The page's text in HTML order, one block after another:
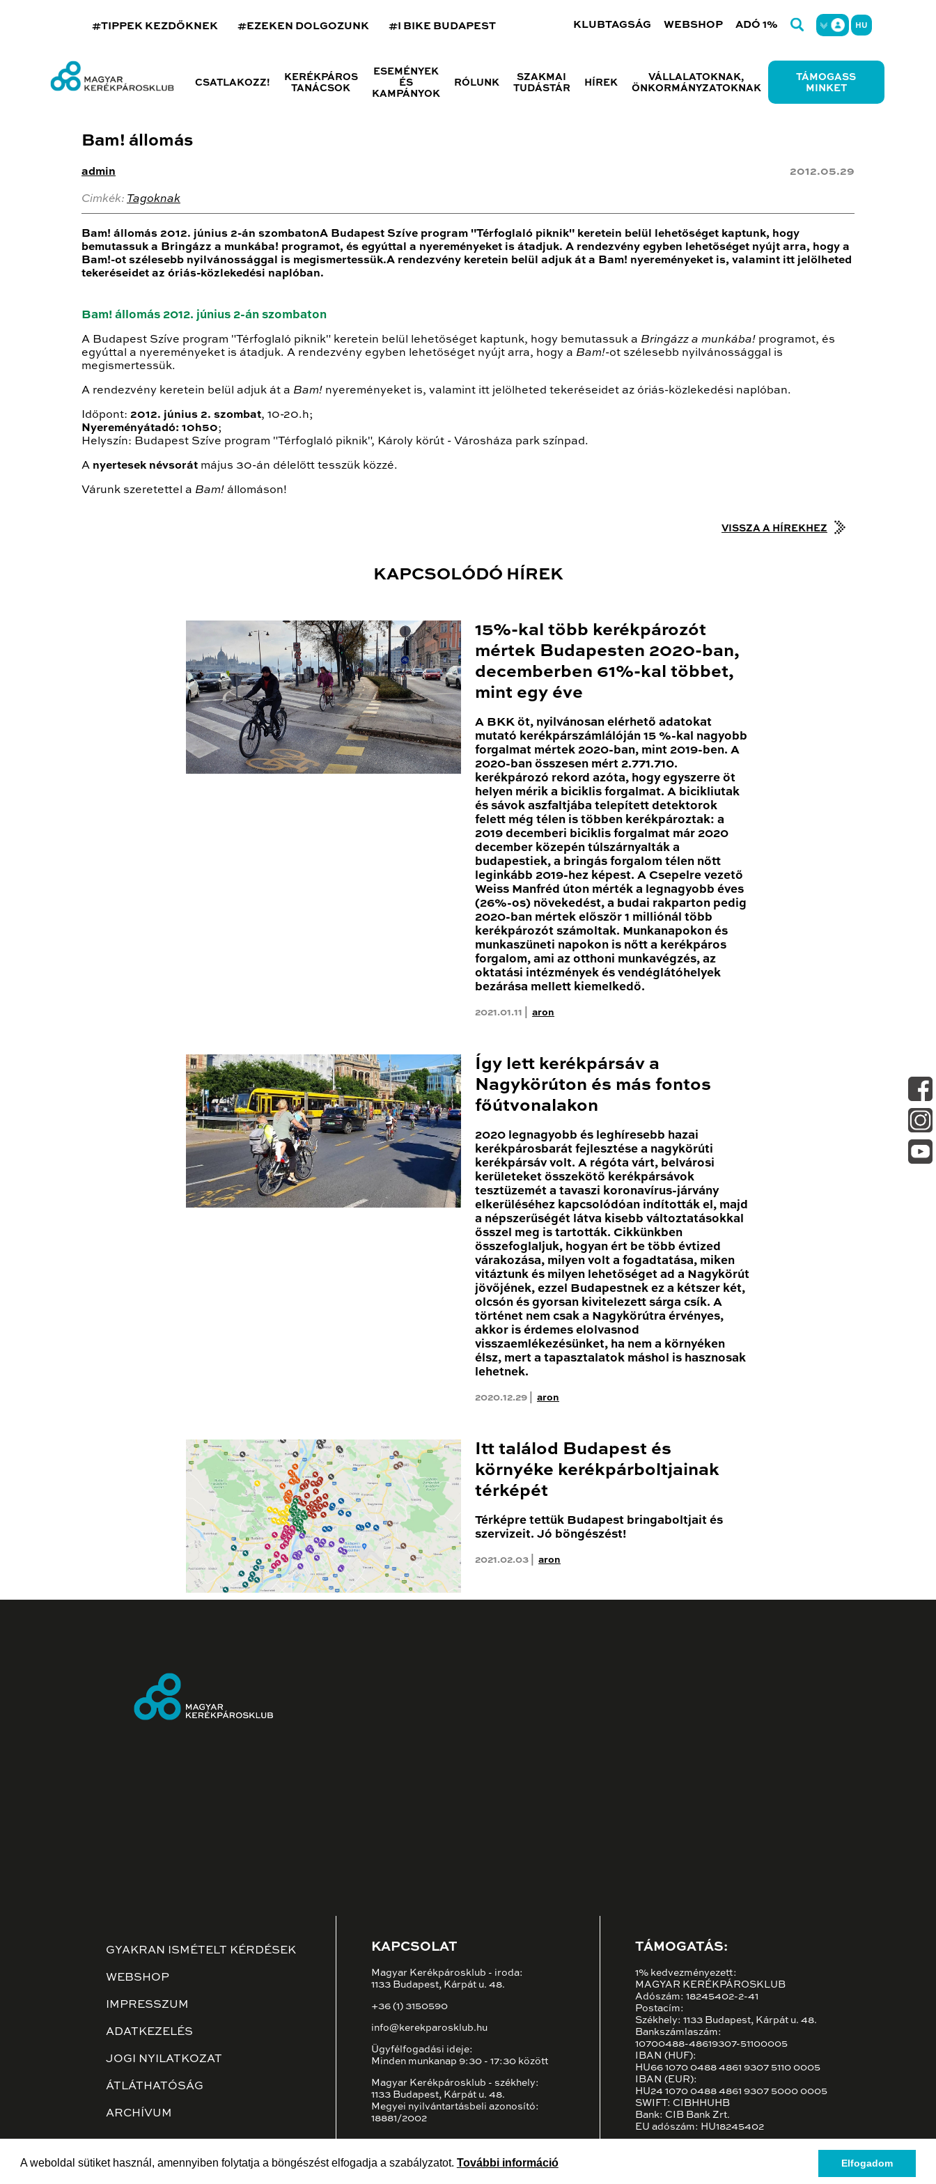
A weboldal sütiket használ, amennyiben folytatja a böngészést elfogadja a szabályzatot. További információ Elfogadom
#TIPPEK KEZDŐKNEK #EZEKEN DOLGOZUNK #I BIKE BUDAPEST KLUBTAGSÁG WEBSHOP ADÓ 1% HU
CSATLAKOZZ!
KERÉKPÁROS
TANÁCSOK
ESEMÉNYEK
ÉS
KAMPÁNYOK
RÓLUNK
SZAKMAI
TUDÁSTÁR
HÍREK
VÁLLALATOKNAK,
ÖNKORMÁNYZATOKNAK
TÁMOGASS
MINKET
Bam! állomás
admin 2012.05.29
Cimkék: Tagoknak
Bam! állomás 2012. június 2-án szombatonA Budapest Szíve program "Térfoglaló piknik" keretein belül lehetőséget kaptunk, hogy
bemutassuk a Bringázz a munkába! programot, és egyúttal a nyereményeket is átadjuk. A rendezvény egyben lehetőséget nyújt arra, hogy a
Bam!-ot szélesebb nyilvánossággal is megismertessük.A rendezvény keretein belül adjuk át a Bam! nyereményeket is, valamint itt jelölheted
tekeréseidet az óriás-közlekedési naplóban.
Bam! állomás 2012. június 2-án szombaton
A Budapest Szíve program "Térfoglaló piknik" keretein belül lehetőséget kaptunk, hogy bemutassuk a Bringázz a munkába! programot, és
egyúttal a nyereményeket is átadjuk. A rendezvény egyben lehetőséget nyújt arra, hogy a Bam!-ot szélesebb nyilvánossággal is
megismertessük.
A rendezvény keretein belül adjuk át a Bam! nyereményeket is, valamint itt jelölheted tekeréseidet az óriás-közlekedési naplóban.
Időpont: 2012. június 2. szombat, 10-20.h;
Nyereményátadó: 10h50;
Helyszín: Budapest Szíve program "Térfoglaló piknik", Károly körút - Városháza park színpad.
A nyertesek névsorát május 30-án délelőtt tesszük közzé.
Várunk szeretettel a Bam! állomáson!
VISSZA A HÍREKHEZ
KAPCSOLÓDÓ HÍREK
15%-kal több kerékpározót
mértek Budapesten 2020-ban,
decemberben 61%-kal többet,
mint egy éve
A BKK öt, nyilvánosan elérhető adatokat
mutató kerékpárszámlálóján 15 %-kal nagyobb
forgalmat mértek 2020-ban, mint 2019-ben. A
2020-ban összesen mért 2.771.710.
kerékpározó rekord azóta, hogy egyszerre öt
helyen mérik a biciklis forgalmat. A bicikliutak
és sávok aszfaltjába telepített detektorok
felett még télen is többen kerékpároztak: a
2019 decemberi biciklis forgalmat már 2020
december közepén túlszárnyalták a
budapestiek, a bringás forgalom télen nőtt
leginkább 2019-hez képest. A Csepelre vezető
Weiss Manfréd úton mérték a legnagyobb éves
(26%-os) növekedést, a budai rakparton pedig
2020-ban mértek először 1 milliónál több
kerékpározót számoltak. Munkanapokon és
munkaszüneti napokon is nőtt a kerékpáros
forgalom, ami az otthoni munkavégzés, az
oktatási intézmények és vendéglátóhelyek
bezárása mellett kiemelkedő.
2021.01.11 | aron
Így lett kerékpársáv a
Nagykörúton és más fontos
főútvonalakon
2020 legnagyobb és leghíresebb hazai
kerékpárosbarát fejlesztése a nagykörúti
kerékpársáv volt. A régóta várt, belvárosi
kerületeket összekötő kerékpársávok
tesztüzemét a tavaszi koronavírus-járvány
elkerüléséhez kapcsolódóan indították el, majd
a népszerűségét látva kisebb változtatásokkal
ősszel meg is tartották. Cikkünkben
összefoglaljuk, hogyan ért be több évtized
várakozása, milyen volt a fogadtatása, miken
vitáztunk és milyen lehetőséget ad a Nagykörút
jövőjének, ezzel Budapestnek ez a kétszer két,
olcsón és gyorsan kivitelezett sárga csík. A
történet nem csak a Nagykörútra érvényes,
akkor is érdemes elolvasnod
visszaemlékezésünket, ha nem a környéken
élsz, mert a tapasztalatok máshol is hasznosak
lehetnek.
2020.12.29 | aron
Itt találod Budapest és
környéke kerékpárboltjainak
térképét
Térképre tettük Budapest bringaboltjait és
szervizeit. Jó böngészést!
2021.02.03 | aron
GYAKRAN ISMÉTELT KÉRDÉSEK
WEBSHOP
IMPRESSZUM
ADATKEZELÉS
JOGI NYILATKOZAT
ÁTLÁTHATÓSÁG
ARCHÍVUM
KAPCSOLAT
Magyar Kerékpárosklub - iroda:
1133 Budapest, Kárpát u. 48.
+36 (1) 3150590
info@kerekparosklub.hu
Ügyfélfogadási ideje:
Minden munkanap 9:30 - 17:30 között
Magyar Kerékpárosklub - székhely:
1133 Budapest, Kárpát u. 48.
Megyei nyilvántartásbeli azonosító:
18881/2002
TÁMOGATÁS:
1% kedvezményezett:
MAGYAR KERÉKPÁROSKLUB
Adószám: 18245402-2-41
Postacím:
Székhely: 1133 Budapest, Kárpát u. 48.
Bankszámlaszám:
10700488-48619307-51100005
IBAN (HUF):
HU66 1070 0488 4861 9307 5110 0005
IBAN (EUR):
HU24 1070 0488 4861 9307 5000 0005
SWIFT: CIBHHUHB
Bank: CIB Bank Zrt.
EU adószám: HU18245402